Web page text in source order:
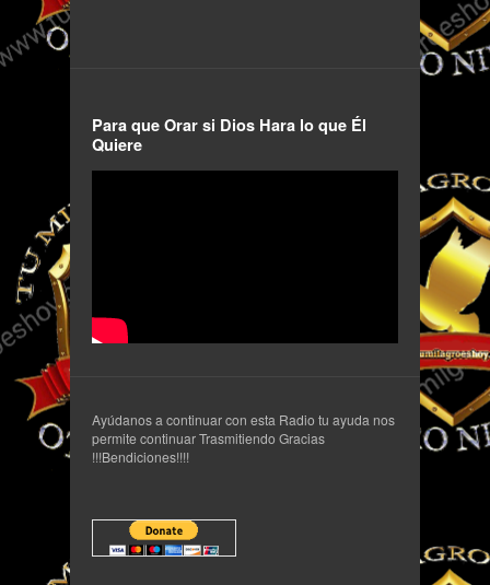
Para que Orar si Dios Hara lo que Él
Quiere
Ayúdanos a continuar con esta Radio tu ayuda nos
permite continuar Trasmitiendo Gracias
!!!Bendiciones!!!!